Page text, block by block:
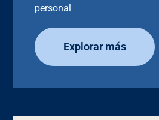
personal
Explorar más